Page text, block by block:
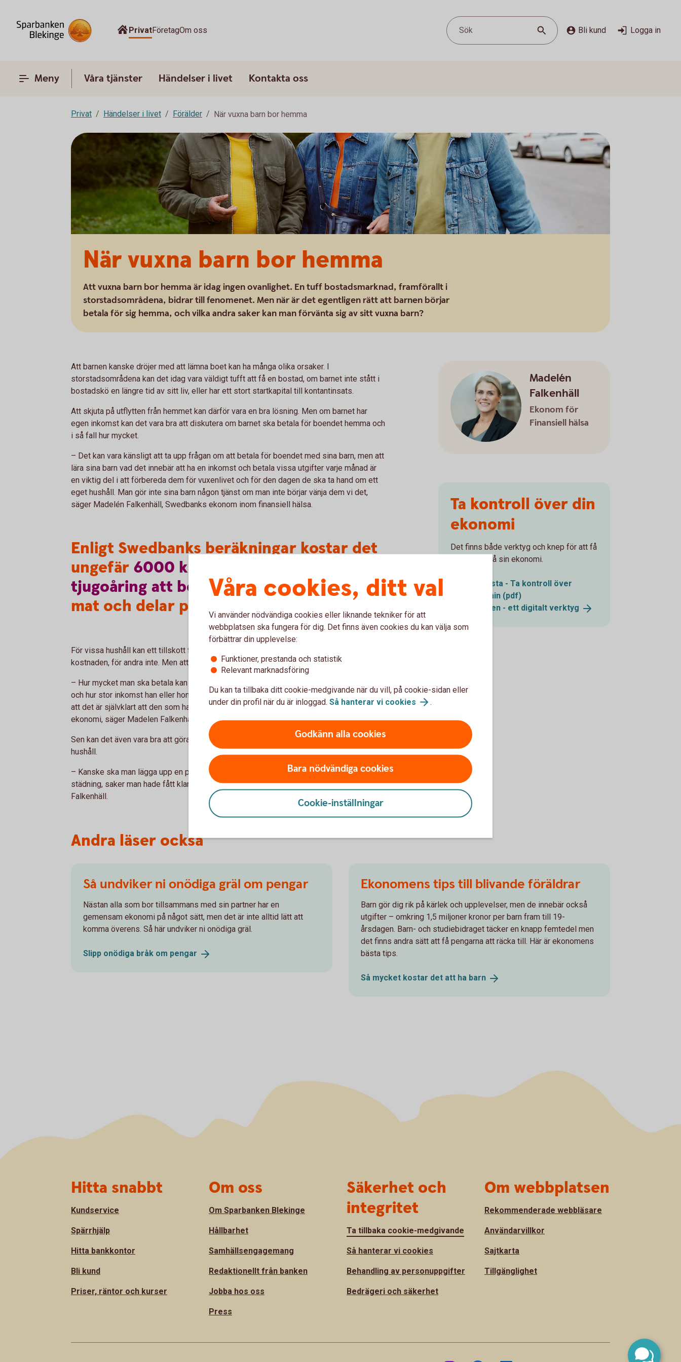
PrivatFöretagOm oss Sök Bli kund Logga in
Meny Våra tjänster Händelser i livet Kontakta oss
Privat Händelser i livet Förälder När vuxna barn bor hemma
När vuxna barn bor hemma
Att vuxna barn bor hemma är idag ingen ovanlighet. En tuff bostadsmarknad, framförallt i
storstadsområdena, bidrar till fenomenet. Men när är det egentligen rätt att barnen börjar
betala för sig hemma, och vilka andra saker kan man förvänta sig av sitt vuxna barn?
Att barnen kanske dröjer med att lämna boet kan ha många olika orsaker. I
storstadsområdena kan det idag vara väldigt tufft att få en bostad, om barnet inte stått i
bostadskö en längre tid av sitt liv, eller har ett stort startkapital till kontantinsats.
Att skjuta på utflytten från hemmet kan därför vara en bra lösning. Men om barnet har
egen inkomst kan det vara bra att diskutera om barnet ska betala för boendet hemma och
i så fall hur mycket.
– Det kan vara känsligt att ta upp frågan om att betala för boendet med sina barn, men att
lära sina barn vad det innebär att ha en inkomst och betala vissa utgifter varje månad är
en viktig del i att förbereda dem för vuxenlivet och för den dagen de ska ta hand om ett
eget hushåll. Man gör inte sina barn någon tjänst om man inte börjar vänja dem vi det,
säger Madelén Falkenhäll, Swedbanks ekonom inom finansiell hälsa.
Enligt Swedbanks beräkningar kostar det
ungefär 6000 kronor
tjugoåring att bo hemmaom man inkluderar
mat och delar på gemensamma kostnader.
För vissa hushåll kan ett tillskott från barnet vara nödvändigt för att klara av den
kostnaden, för andra inte. Men att ta diskussionen om pengarna är ändå lika viktig.
– Hur mycket man ska betala kan så klart skilja utifrån hur stora kostnader hushållet har
och hur stor inkomst han eller hon har. Det får man diskutera tillsammans. Men jag tycker
att det är självklart att den som har en inkomst också är med och bidrar till hushållets
ekonomi, säger Madelen Falkenhäll.
Sen kan det även vara bra att göra upp en vidare plan för vad som krävs för att sköta ett
hushåll.
– Kanske ska man lägga upp en plan för hur barnet hjälper till med matlagning, tvätt och
städning, saker man hade fått klara själv om man bodde hemifrån, säger Madelén
Falkenhäll.
Madelén
Falkenhäll
Ekonom för
Finansiell hälsa
Ta kontroll över din
ekonomi
Det finns både verktyg och knep för att få
bättre koll på sin ekonomi.
Checklista - Ta kontroll över
ekonomin (pdf)
Utgiftskollen - ett digitaltverktyg
Andra läser också
Så undviker ni onödiga gräl om pengar
Nästan alla som bor tillsammans med sin partner har en
gemensam ekonomi på något sätt, men det är inte alltid lätt att
komma överens. Så här undviker ni onödiga gräl.
Slipp onödiga bråk om pengar
Ekonomens tips till blivande föräldrar
Barn gör dig rik på kärlek och upplevelser, men de innebär också
utgifter – omkring 1,5 miljoner kronor per barn fram till 19-
årsdagen. Barn- och studiebidraget täcker en knapp femtedel men
det finns andra sätt att få pengarna att räcka till. Här är ekonomens
bästa tips.
Så mycket kostar det att ha barn
Våra cookies, ditt val
Vi använder nödvändiga cookies eller liknande tekniker för att
webbplatsen ska fungera för dig. Det finns även cookies du kan välja som
förbättrar din upplevelse:
Funktioner, prestanda och statistik
Relevant marknadsföring
Du kan ta tillbaka ditt cookie-medgivande när du vill, på cookie-sidan eller
under din profil när du är inloggad. Så hanterar vi cookies .
Godkänn alla cookies
Bara nödvändiga cookies
Cookie-inställningar
Hitta snabbt
Kundservice
Spärrhjälp
Hitta bankkontor
Bli kund
Priser, räntor och kurser
Om oss
Om Sparbanken Blekinge
Hållbarhet
Samhällsengagemang
Redaktionellt från banken
Jobba hos oss
Press
Säkerhet och
integritet
Ta tillbaka cookie-medgivande
Så hanterar vi cookies
Behandling av personuppgifter
Bedrägeri och säkerhet
Om webbplatsen
Rekommenderade webbläsare
Användarvillkor
Sajtkarta
Tillgänglighet